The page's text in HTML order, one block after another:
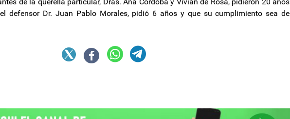
defensor Dr. Juan Pablo Morales, pidió 6 años y que su cumplimiento sea de